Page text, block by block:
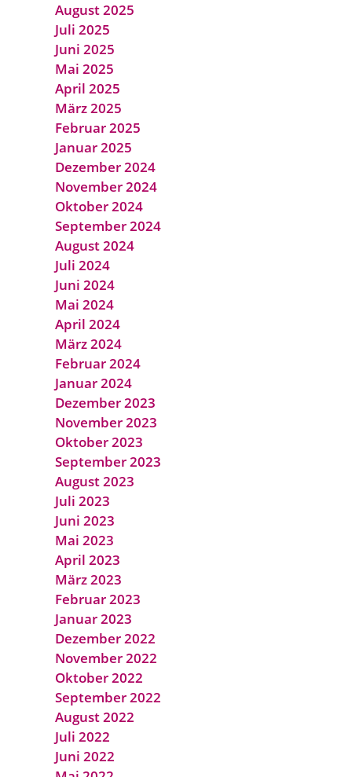
August 2025
Juli 2025
Juni 2025
Mai 2025
April 2025
März 2025
Februar 2025
Januar 2025
Dezember 2024
November 2024
Oktober 2024
September 2024
August 2024
Juli 2024
Juni 2024
Mai 2024
April 2024
März 2024
Februar 2024
Januar 2024
Dezember 2023
November 2023
Oktober 2023
September 2023
August 2023
Juli 2023
Juni 2023
Mai 2023
April 2023
März 2023
Februar 2023
Januar 2023
Dezember 2022
November 2022
Oktober 2022
September 2022
August 2022
Juli 2022
Juni 2022